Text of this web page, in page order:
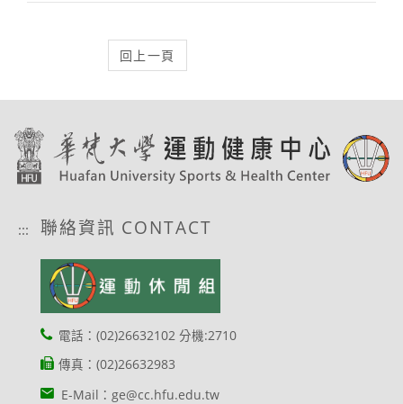
::: 聯絡資訊 CONTACT
電話：(02)26632102 分機:2710
傳真：(02)26632983
E-Mail：ge@cc.hfu.edu.tw